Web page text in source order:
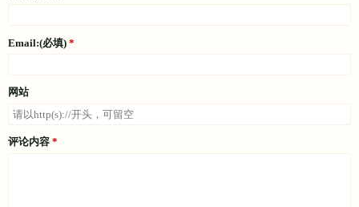
Email:(必填)
网站
评论内容